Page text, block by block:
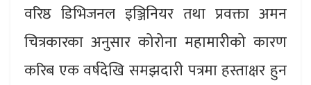
वरिष्ठ डिभिजनल इञ्जिनियर तथा प्रवक्ता अमन
चित्रकारका अनुसार कोरोना महामारीको कारण
करिब एक वर्षदेखि समझदारी पत्रमा हस्ताक्षर हुन